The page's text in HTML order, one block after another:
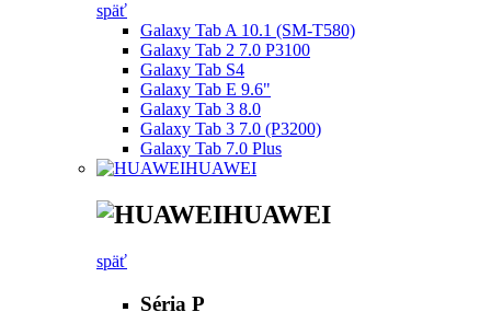
späť
Galaxy Tab A 10.1 (SM-T580)
Galaxy Tab 2 7.0 P3100
Galaxy Tab S4
Galaxy Tab E 9.6"
Galaxy Tab 3 8.0
Galaxy Tab 3 7.0 (P3200)
Galaxy Tab 7.0 Plus
HUAWEI
HUAWEI
späť
Séria P